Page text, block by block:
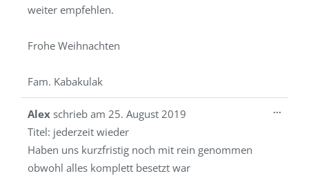
weiter empfehlen.
Frohe Weihnachten
Fam. Kabakulak
Alex schrieb am 25. August 2019
Titel: jederzeit wieder
Haben uns kurzfristig noch mit rein genommen
obwohl alles komplett besetzt war
...